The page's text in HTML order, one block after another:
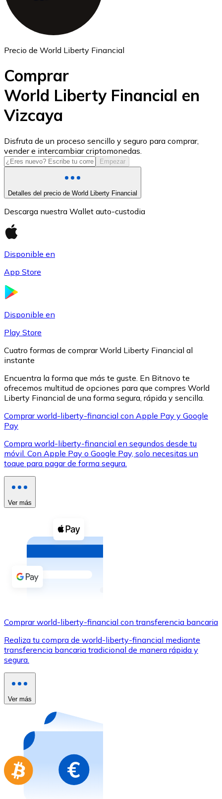
USD Coin
USDC
Ver todo
Efectivo
Compra criptomonedas con efectivo en tu tienda más
Transferencia SEPA
Comprar con Transferencia
Comprar con tarjeta
Tienda - Tarjetas regalo
Nuevo
Compra tarjetas regalo de tus marcas favoritas con
Ir a la tienda de tarjetas regalo
Precio de World Liberty Financial
Comprar
World Liberty Financial en
Vizcaya
Disfruta de un proceso sencillo y seguro para comprar,
vender e intercambiar criptomonedas.
Empezar
Detalles del precio de World Liberty Financial
Descarga nuestra Wallet auto-custodia
Disponible en
App Store
Disponible en
Play Store
Cuatro formas de comprar World Liberty Financial al
instante
Encuentra la forma que más te guste. En Bitnovo te
ofrecemos multitud de opciones para que compres World
Liberty Financial de una forma segura, rápida y sencilla.
Comprar world-liberty-financial con Apple Pay y Google
Pay
Compra world-liberty-financial en segundos desde tu
móvil. Con Apple Pay o Google Pay, solo necesitas un
toque para pagar de forma segura.
Ver más
Comprar world-liberty-financial con transferencia bancaria
Realiza tu compra de world-liberty-financial mediante
transferencia bancaria tradicional de manera rápida y
segura.
Ver más